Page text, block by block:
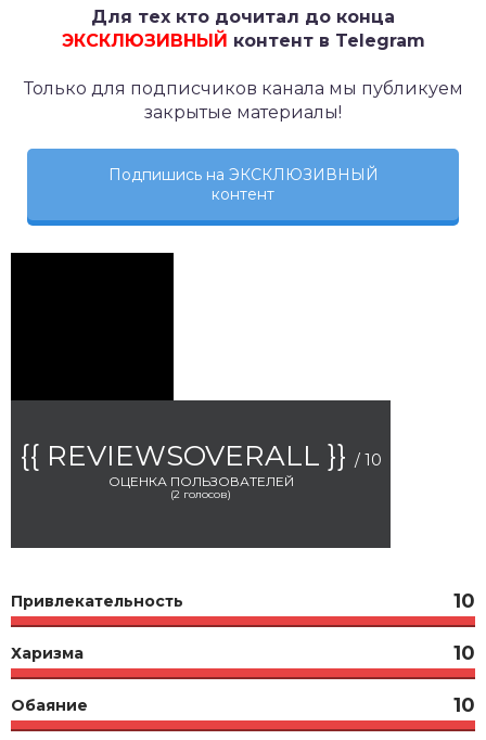
Для тех кто дочитал до конца
ЭКСКЛЮЗИВНЫЙ контент в Telegram
Только для подписчиков канала мы публикуем
закрытые материалы!
Подпишись на ЭКСКЛЮЗИВНЫЙ
контент
{{ REVIEWSOVERALL }} / 10
ОЦЕНКА ПОЛЬЗОВАТЕЛЕЙ
(2 голосов)
Привлекательность 10
Харизма 10
Обаяние 10